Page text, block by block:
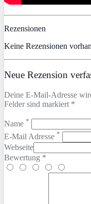
Rezensionen
Keine Rezensionen
Neue Rezension
Deine E-Mail-Adresse
Felder sind markiert *
Name *
E-Mail Adresse *
Webseite
Bewertung *